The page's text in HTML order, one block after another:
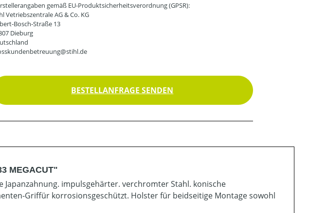
gemäß EU-Produktsicherheitsverordnung (GPSR):
Vetriebszentrale AG & Co. KG
Bosch-Straße 13
Dieburg
BESTELLANFRAGE SENDEN
MEGACUT"
Japanzahnung. impulsgehärter. verchromter Stahl. konische
Griffür korrosionsgeschützt. Holster für beidseitige Montage sowohl